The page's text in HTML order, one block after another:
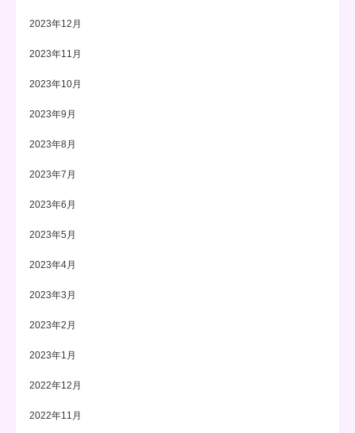
2023年12月
2023年11月
2023年10月
2023年9月
2023年8月
2023年7月
2023年6月
2023年5月
2023年4月
2023年3月
2023年2月
2023年1月
2022年12月
2022年11月